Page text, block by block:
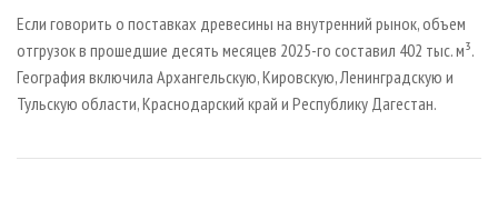
Если говорить о поставках древесины на внутренний рынок, объем
отгрузок в прошедшие десять месяцев 2025-го составил 402 тыс. м³.
География включила Архангельскую, Кировскую, Ленинградскую и
Тульскую области, Краснодарский край и Республику Дагестан.